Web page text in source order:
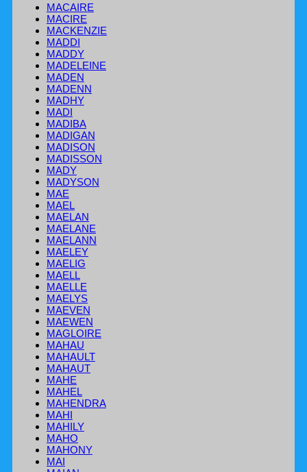
MACAIRE
MACIRE
MACKENZIE
MADDI
MADDY
MADELEINE
MADEN
MADENN
MADHY
MADI
MADIBA
MADIGAN
MADISON
MADISSON
MADY
MADYSON
MAE
MAEL
MAELAN
MAELANE
MAELANN
MAELEY
MAELIG
MAELL
MAELLE
MAELYS
MAEVEN
MAEWEN
MAGLOIRE
MAHAU
MAHAULT
MAHAUT
MAHE
MAHEL
MAHENDRA
MAHI
MAHILY
MAHO
MAHONY
MAI